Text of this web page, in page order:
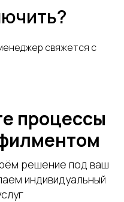
свяжется с
процессы
решение под ваш
индивидуальный